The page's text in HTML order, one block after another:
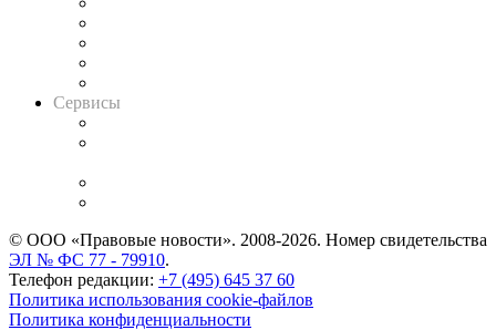
Сервисы
© ООО «Правовые новости». 2008-2026. Номер свидетельства
ЭЛ № ФС 77 - 79910.
Телефон редакции: +7 (495) 645 37 60
Политика использования cookie-файлов
Политика конфиденциальности